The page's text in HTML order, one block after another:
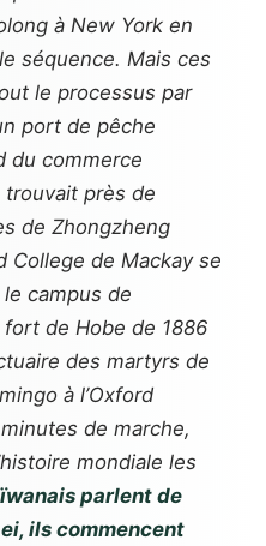
à New York en
séquence. Mais ces
le processus par
port de pêche
du commerce
trouvait près de
de Zhongzheng
College de Mackay se
le campus de
fort de Hobe de 1886
des martyrs de
à l’Oxford
de marche,
mondiale les
parlent de
ils commencent